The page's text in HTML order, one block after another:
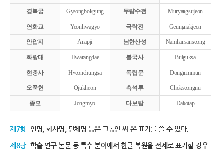
경복궁 Gyeongbokgung 무량수전 Muryangsujeon
연화교 Yeonhwagyo 극락전 Geungnakjeon
안압지 Anapji 남한산성 Namhansanseong
화랑대 Hwarangdae 불국사 Bulguksa
현충사 Hyeonchungsa 독립문 Dongnimmun
오죽헌 Ojukheon 촉석루 Chokseongnu
종묘 Jongmyo 다보탑 Dabotap
제7항 인명, 회사명, 단체명 등은 그동안 써 온 표기를 쓸 수 있다.
제8항 학술 연구 논문 등 특수 분야에서 한글 복원을 전제로 표기할 경우